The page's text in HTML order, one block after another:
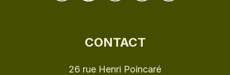
CONTACT
26 rue Henri Poincaré